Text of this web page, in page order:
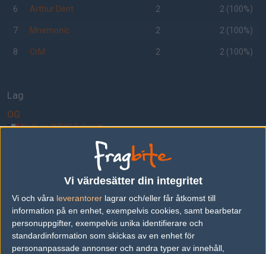
Vi värdesätter din integritet
Vi och våra leverantorer lagrar och/eller får åtkomst till
information på en enhet, exempelvis cookies, samt bearbetar
personuppgifter, exempelvis unika identifierare och
standardinformation som skickas av en enhet för
personanpassade annonser och andra typer av innehåll,
6 Arthur Dent 2 2 (100%)
7 Mnemonic 2 2 (100%)
8 CrM 2 2 (100%)
Lag
OG
Nathan "NBK" Schmitt
Aleksi "Aleksib" Virolainen
Mateusz "mantuu" Wilczewski
Johannes "tabseN" Wodarz
Ismailcan "XANTARES" Dörtkardeş
Tizian "tiziaN" Feldbusch
Florian "syrsoN" Rische
Nils "k1to" Gruhne